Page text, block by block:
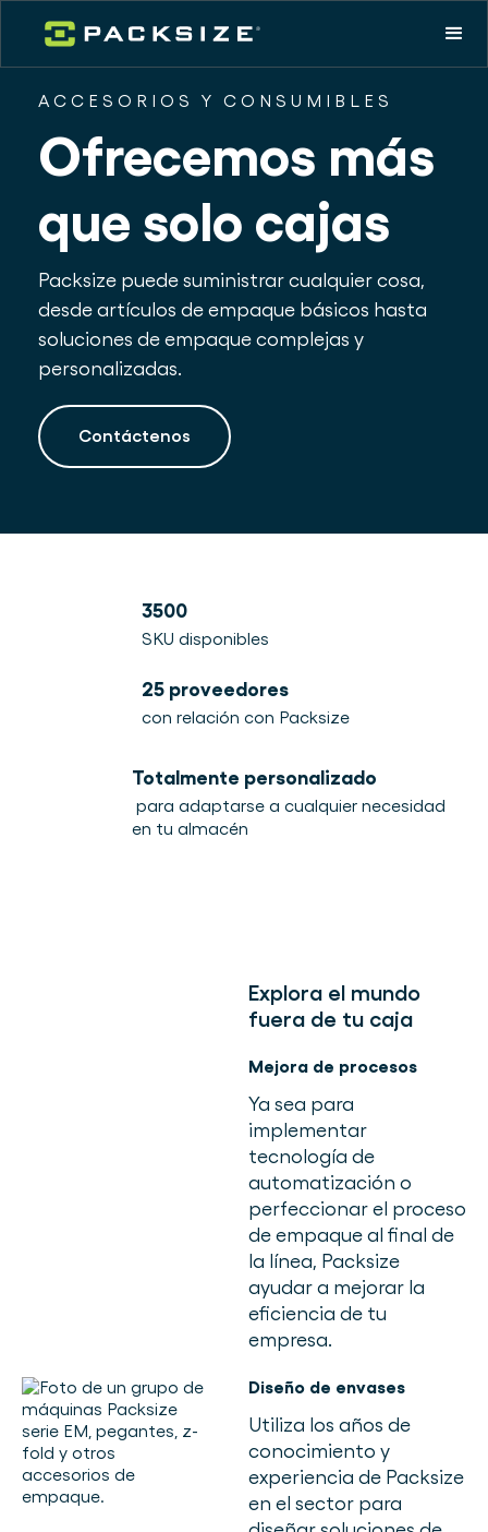
ACCESORIOS Y CONSUMIBLES
Ofrecemos más
que solo cajas
Packsize puede suministrar cualquier cosa,
desde artículos de empaque básicos hasta
soluciones de empaque complejas y
personalizadas.
Contáctenos
3500
SKU disponibles
25 proveedores
con relación con Packsize
Totalmente personalizado
para adaptarse a cualquier necesidad
en tu almacén
Explora el mundo
fuera de tu caja
Mejora de procesos
Ya sea para
implementar
tecnología de
automatización o
perfeccionar el proceso
de empaque al final de
la línea, Packsize
ayudar a mejorar la
eficiencia de tu
empresa.
Diseño de envases
Utiliza los años de
conocimiento y
experiencia de Packsize
en el sector para